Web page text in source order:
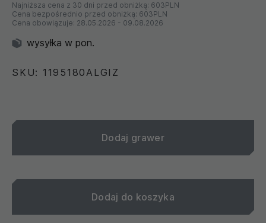
Najniższa cena z 30 dni przed obniżką: 603PLN
Cena bezpośrednio przed obniżką: 603PLN
Cena obowiązuje: 28.05.2026 - 09.08.2026
wysyłka w pon.
SKU: 1195180ALGIZ
Dodaj grawer
Dodaj do koszyka